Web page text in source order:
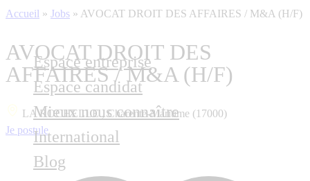
Espace entreprise
Espace candidat
Mieux nous connaître
International
Blog
Accueil » Jobs » AVOCAT DROIT DES AFFAIRES / M&A (H/F)
AVOCAT DROIT DES
AFFAIRES / M&A (H/F)
LA ROCHELLE , Charente-Maritime (17000)
Je postule